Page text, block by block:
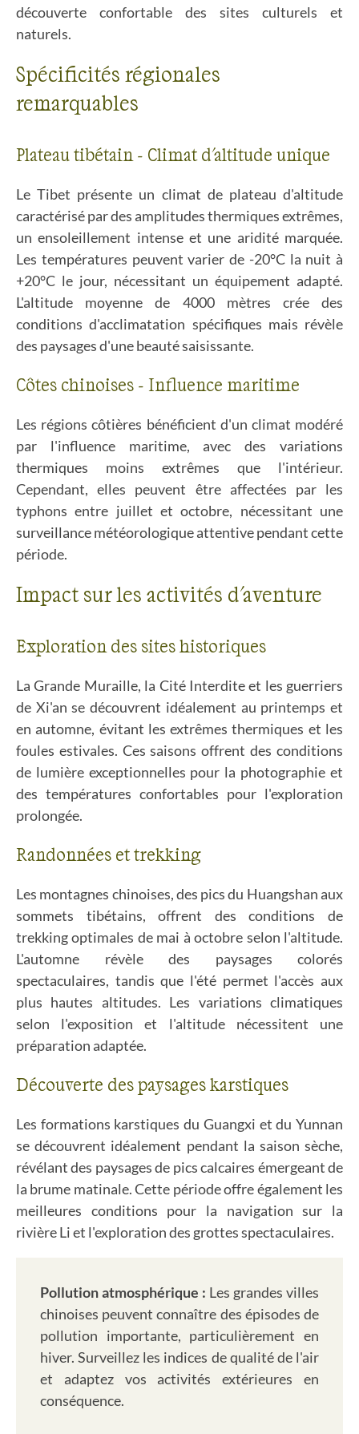
découverte confortable des sites culturels et
naturels.
Spécificités régionales
remarquables
Plateau tibétain - Climat d'altitude unique
Le Tibet présente un climat de plateau d'altitude
caractérisé par des amplitudes thermiques extrêmes,
un ensoleillement intense et une aridité marquée.
Les températures peuvent varier de -20°C la nuit à
+20°C le jour, nécessitant un équipement adapté.
L'altitude moyenne de 4000 mètres crée des
conditions d'acclimatation spécifiques mais révèle
des paysages d'une beauté saisissante.
Côtes chinoises - Influence maritime
Les régions côtières bénéficient d'un climat modéré
par l'influence maritime, avec des variations
thermiques moins extrêmes que l'intérieur.
Cependant, elles peuvent être affectées par les
typhons entre juillet et octobre, nécessitant une
surveillance météorologique attentive pendant cette
période.
Impact sur les activités d'aventure
Exploration des sites historiques
La Grande Muraille, la Cité Interdite et les guerriers
de Xi'an se découvrent idéalement au printemps et
en automne, évitant les extrêmes thermiques et les
foules estivales. Ces saisons offrent des conditions
de lumière exceptionnelles pour la photographie et
des températures confortables pour l'exploration
prolongée.
Randonnées et trekking
Les montagnes chinoises, des pics du Huangshan aux
sommets tibétains, offrent des conditions de
trekking optimales de mai à octobre selon l'altitude.
L'automne révèle des paysages colorés
spectaculaires, tandis que l'été permet l'accès aux
plus hautes altitudes. Les variations climatiques
selon l'exposition et l'altitude nécessitent une
préparation adaptée.
Découverte des paysages karstiques
Les formations karstiques du Guangxi et du Yunnan
se découvrent idéalement pendant la saison sèche,
révélant des paysages de pics calcaires émergeant de
la brume matinale. Cette période offre également les
meilleures conditions pour la navigation sur la
rivière Li et l'exploration des grottes spectaculaires.
Pollution atmosphérique : Les grandes villes
chinoises peuvent connaître des épisodes de
pollution importante, particulièrement en
hiver. Surveillez les indices de qualité de l'air
et adaptez vos activités extérieures en
conséquence.